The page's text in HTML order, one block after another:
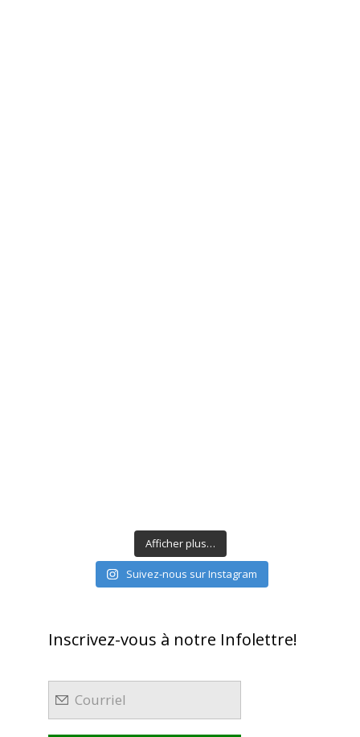
Afficher plus…
Suivez-nous sur Instagram
Inscrivez-vous à notre Infolettre!